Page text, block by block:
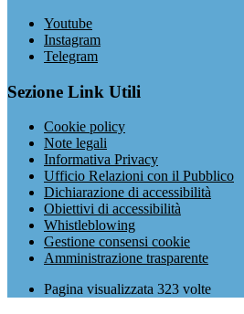
Youtube
Instagram
Telegram
Sezione Link Utili
Cookie policy
Note legali
Informativa Privacy
Ufficio Relazioni con il Pubblico
Dichiarazione di accessibilità
Obiettivi di accessibilità
Whistleblowing
Gestione consensi cookie
Amministrazione trasparente
Pagina visualizzata 323 volte